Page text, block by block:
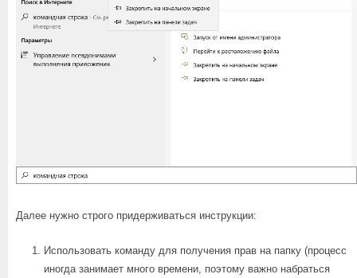
Далее нужно строго придерживаться инструкции:
Использовать команду для получения прав на папку (процесс
иногда занимает много времени, поэтому важно набраться